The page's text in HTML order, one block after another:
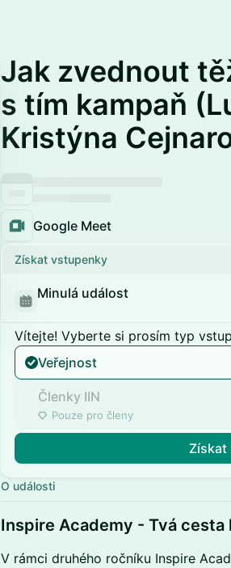
Jak zvednout
s tím kampaň
Kristýna
Google Meet
Získat vstupenky
Minulá událost
Vítejte! Vyberte si prosím typ
Veřejnost
Členky IIN
Pouze pro členy
Získat
O události
​Inspire Academy - Tvá
​V rámci druhého ročníku Inspire